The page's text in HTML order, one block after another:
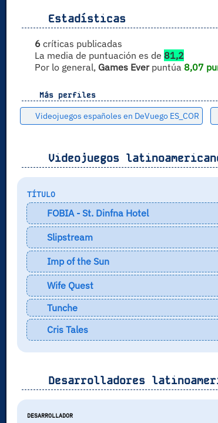
Estadísticas
6críticas publicadas
La media de puntuación es de 81,2
Por lo general, Games Everpuntúa 8,07
Más perfiles
Videojuegos españoles en DeVuego ES_COR
Videojuegos
TÍTULO
FOBIA - St. Dinfna Hotel
Slipstream
Imp of the Sun
Wife Quest
Tunche
Cris Tales
Desarrolladores
DESARROLLADOR